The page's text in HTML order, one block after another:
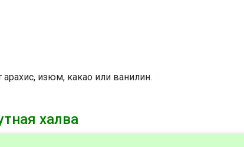
изюм, какао или ванилин.
халва